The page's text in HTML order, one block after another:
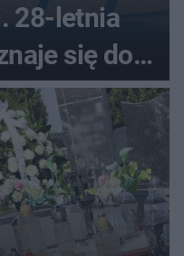
28-letnia
się do